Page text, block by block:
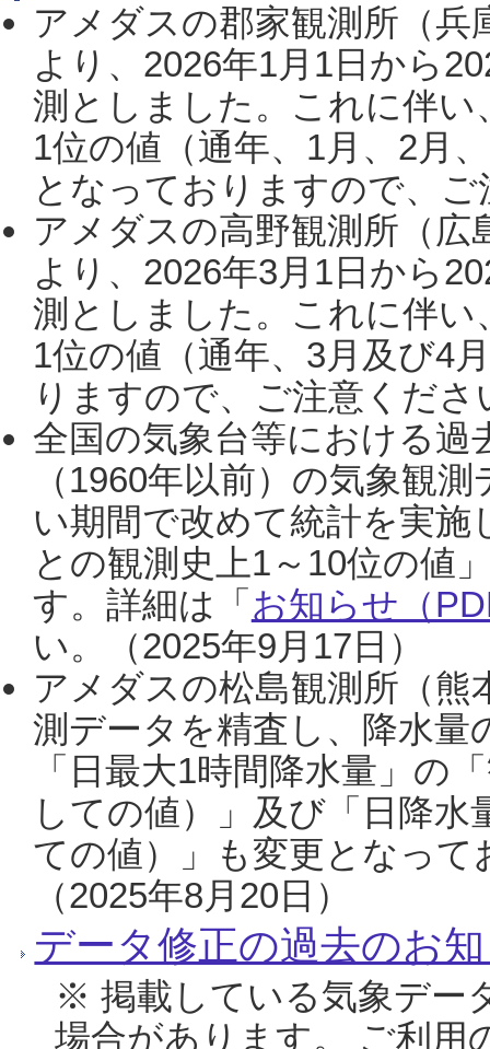
アメダスの郡家観測所（
より、2026年1月1日から
測としました。これに伴い
1位の値（通年、1月、2月
となっておりますので、
アメダスの高野観測所（
より、2026年3月1日から
測としました。これに伴い
1位の値（通年、3月及び4
りますので、ご注意くだ
全国の気象台等における過
（1960年以前）の気象観
い期間で改めて統計を実
との観測史上1～10位の値
す。詳細は「 お知らせ（
い。（2025年9月17日）
アメダスの松島観測所（熊
測データを精査し、降水
「日最大1時間降水量」の
しての値）」及び「日降
ての値）」も変更となっ
（2025年8月20日）
データ修正の過去のお
※ 掲載している気象デー
場合があります。 ご利用